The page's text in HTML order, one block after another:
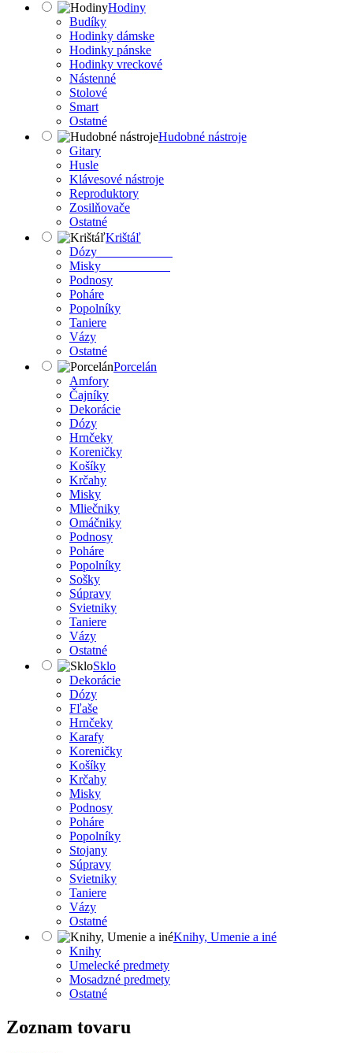
Hodiny
Budíky
Hodinky dámske
Hodinky pánske
Hodinky vreckové
Nástenné
Stolové
Smart
Ostatné
Hudobné nástroje
Gitary
Husle
Klávesové nástroje
Reproduktory
Zosilňovače
Ostatné
Krištáľ
Dózy
Misky
Podnosy
Poháre
Popolníky
Taniere
Vázy
Ostatné
Porcelán
Amfory
Čajníky
Dekorácie
Dózy
Hrnčeky
Koreničky
Košíky
Krčahy
Misky
Mliečniky
Omáčniky
Podnosy
Poháre
Popolníky
Sošky
Súpravy
Svietniky
Taniere
Vázy
Ostatné
Sklo
Dekorácie
Dózy
Fľaše
Hrnčeky
Karafy
Koreničky
Košíky
Krčahy
Misky
Podnosy
Poháre
Popolníky
Stojany
Súpravy
Svietniky
Taniere
Vázy
Ostatné
Knihy, Umenie a iné
Knihy
Umelecké predmety
Mosadzné predmety
Ostatné
Zoznam tovaru